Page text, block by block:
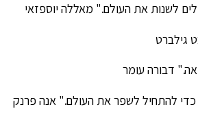
לשנות את העולם." מאללה יוספזאי
גילברט
דבורה עומר
להתחיל לשפר את העולם." אנה פרנק